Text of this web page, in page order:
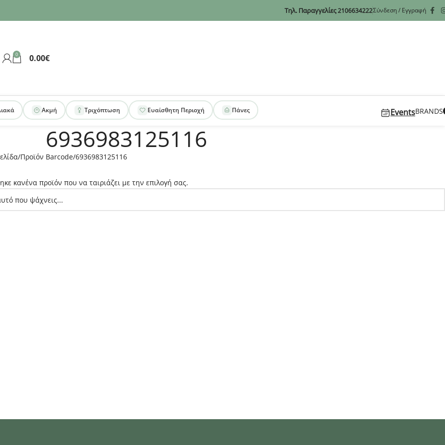
Τηλ. Παραγγελίες2106634222Σύνδεση / Εγγραφή
0 0.00€
Ακμή Τριχόπτωση Ευαίσθητη Περιοχή Πάνες EventsBRANDS
6936983125116
Προϊόν Barcode 6936983125116
κανένα προϊόν που να ταιριάζει με την επιλογή σας.